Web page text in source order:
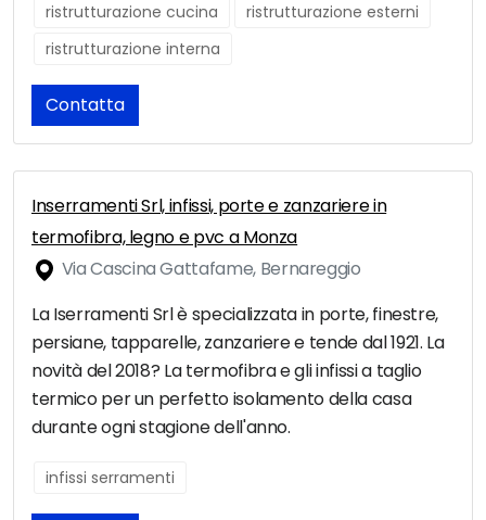
ristrutturazione cucina
ristrutturazione esterni
ristrutturazione interna
Contatta
Inserramenti Srl, infissi, porte e zanzariere in
termofibra, legno e pvc a Monza
Via Cascina Gattafame, Bernareggio
La Iserramenti Srl è specializzata in porte, finestre,
persiane, tapparelle, zanzariere e tende dal 1921. La
novità del 2018? La termofibra e gli infissi a taglio
termico per un perfetto isolamento della casa
durante ogni stagione dell'anno.
infissi serramenti